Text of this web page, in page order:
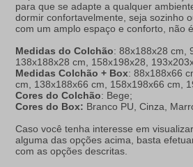
para que se adapte a qualquer
dormir confortavelmente, seja sozinho
com um amplo espaço e conforto, não
Medidas do Colchão: 88x188x28 cm,
138x188x28 cm, 158x198x28,
Medidas Colchão + Box: 88x188x66
cm,
138x188x66 cm, 158x198x66 cm,
Cores do Colchão: Bege;
Cores do Box: Branco PU, Cinza,
Caso você tenha interesse em
alguma das opções acima, basta
com as opções descritas.